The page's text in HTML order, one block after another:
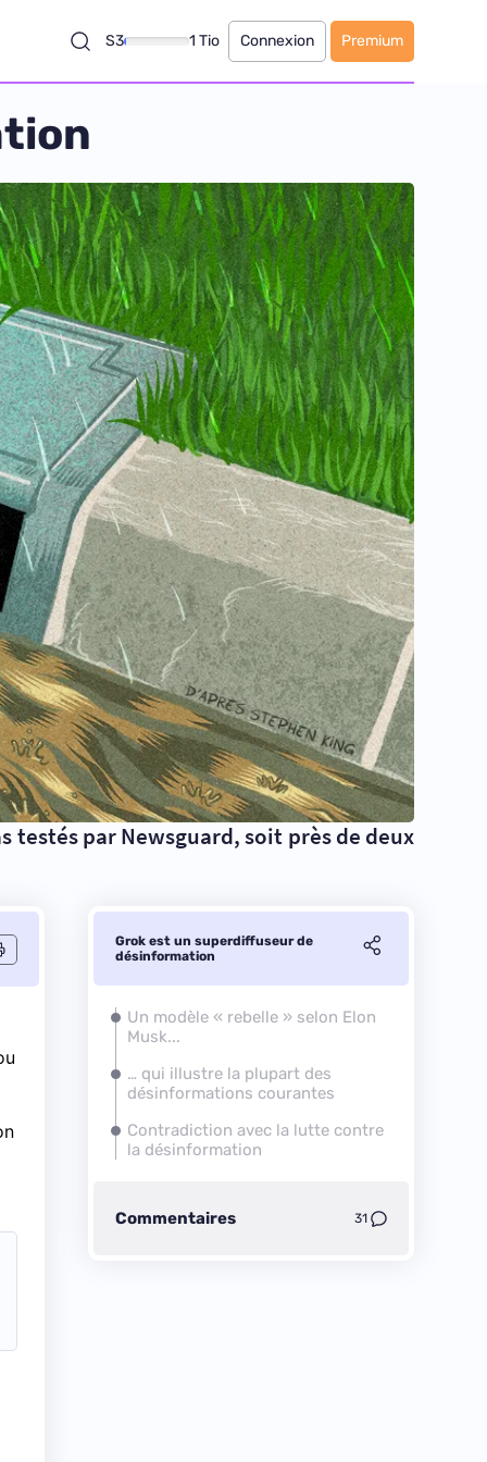
S3 1 Tio Connexion Premium
testés par Newsguard, soit près de deux
Grok est un superdiffuseur de
désinformation
Un modèle « rebelle » selon Elon
Musk...
… qui illustre la plupart des
désinformations courantes
Contradiction avec la lutte contre
la désinformation
Commentaires 31